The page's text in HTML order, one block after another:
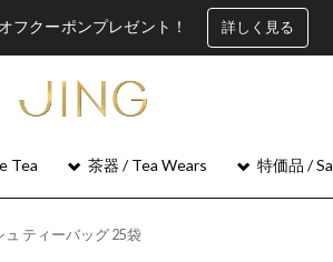
フクーポンプレゼント！ 詳しく見る
Tea 茶器 / Tea Wears 特価品 /
ティーバッグ 25袋